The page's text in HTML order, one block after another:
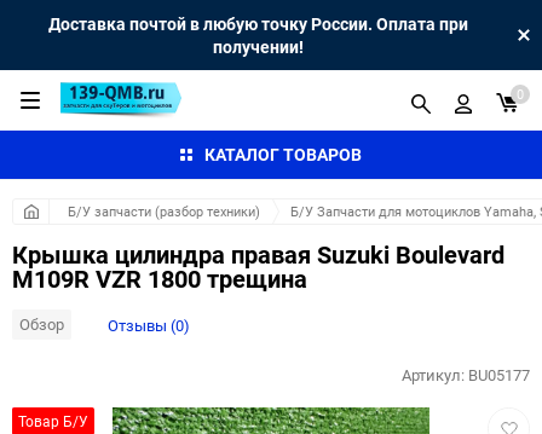
Доставка почтой в любую точку России. Оплата при
получении!
КАТАЛОГ ТОВАРОВ
0
Б/У запчасти (разбор техники) Б/У Запчасти для мотоциклов Yamaha,
Крышка цилиндра правая Suzuki Boulevard
M109R VZR 1800 трещина
Обзор Отзывы (0)
Товар Б/У
Артикул: BU05177